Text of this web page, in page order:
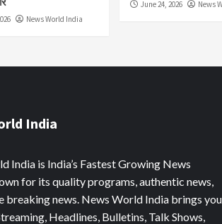
News World India
June 24, 2026 News
India
India is India’s Fastest Growing News
for its quality programs, authentic news,
breaking news. News World India brings you
Headlines, Bulletins, Talk Shows,